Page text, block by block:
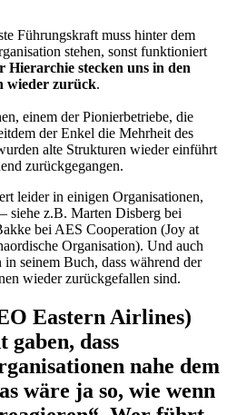
Führungskraft muss hinter dem
stehen, sonst funktioniert
Hierarchie stecken uns in den
wieder zurück.
einem der Pionierbetriebe, die
der Enkel die Mehrheit des
alte Strukturen wieder einführt
zurückgegangen.
leider in einigen Organisationen,
siehe z.B. Marten Disberg bei
bei AES Cooperation (Joy at
Organisation). Und auch
seinem Buch, dass während der
wieder zurückgefallen sind.
Eastern Airlines)
gaben, dass
nahe dem
wäre ja so, wie wenn